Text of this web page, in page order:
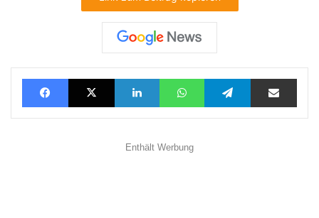
FacebookX LinkedInWhatsAppTelegramTeilen via E-Mail
Enthält Werbung